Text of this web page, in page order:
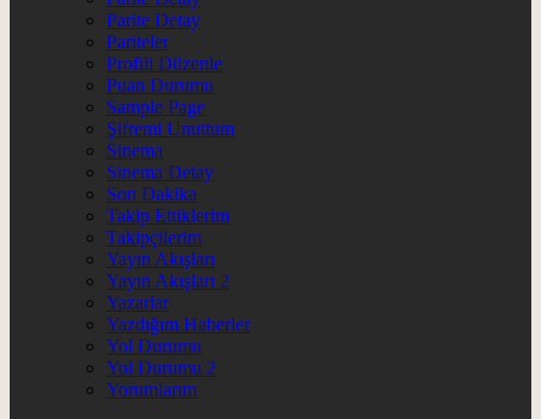
Parite Detay
Pariteler
Profili Düzenle
Puan Durumu
Sample Page
Şifremi Unuttum
Sinema
Sinema Detay
Son Dakika
Takip Ettiklerim
Takipçilerim
Yayın Akışları
Yayın Akışları 2
Yazarlar
Yazdığım Haberler
Yol Durumu
Yol Durumu 2
Yorumlarım